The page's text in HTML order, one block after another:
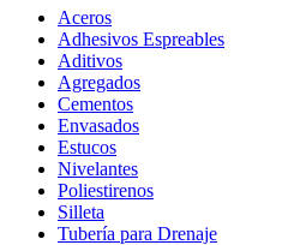
Aceros
Adhesivos Espreables
Aditivos
Agregados
Cementos
Envasados
Estucos
Nivelantes
Poliestirenos
Silleta
Tubería para Drenaje